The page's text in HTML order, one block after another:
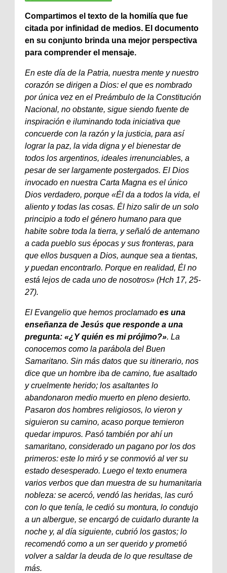
Compartimos el texto de la homilía que fue
citada por infinidad de medios. El documento
en su conjunto brinda una mejor perspectiva
para comprender el mensaje.
En este día de la Patria, nuestra mente y nuestro
corazón se dirigen a Dios: el que es nombrado
por única vez en el Preámbulo de la Constitución
Nacional, no obstante, sigue siendo fuente de
inspiración e iluminando toda iniciativa que
concuerde con la razón y la justicia, para así
lograr la paz, la vida digna y el bienestar de
todos los argentinos, ideales irrenunciables, a
pesar de ser largamente postergados. El Dios
invocado en nuestra Carta Magna es el único
Dios verdadero, porque «Él da a todos la vida, el
aliento y todas las cosas. Él hizo salir de un solo
principio a todo el género humano para que
habite sobre toda la tierra, y señaló de antemano
a cada pueblo sus épocas y sus fronteras, para
que ellos busquen a Dios, aunque sea a tientas,
y puedan encontrarlo. Porque en realidad, Él no
está lejos de cada uno de nosotros» (Hch 17, 25-
27).
El Evangelio que hemos proclamado es una
enseñanza de Jesús que responde a una
pregunta: «¿Y quién es mi prójimo?». La
conocemos como la parábola del Buen
Samaritano. Sin más datos que su itinerario, nos
dice que un hombre iba de camino, fue asaltado
y cruelmente herido; los asaltantes lo
abandonaron medio muerto en pleno desierto.
Pasaron dos hombres religiosos, lo vieron y
siguieron su camino, acaso porque temieron
quedar impuros. Pasó también por ahí un
samaritano, considerado un pagano por los dos
primeros: este lo miró y se conmovió al ver su
estado desesperado. Luego el texto enumera
varios verbos que dan muestra de su humanitaria
nobleza: se acercó, vendó las heridas, las curó
con lo que tenía, le cedió su montura, lo condujo
a un albergue, se encargó de cuidarlo durante la
noche y, al día siguiente, cubrió los gastos; lo
recomendó como a un ser querido y prometió
volver a saldar la deuda de lo que resultase de
más.